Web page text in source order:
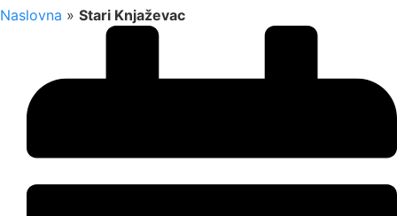
Naslovna » Stari Knjaževac